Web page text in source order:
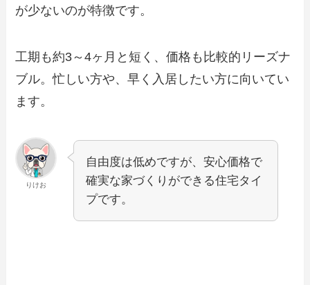
が少ないのが特徴です。
工期も約3～4ヶ月と短く、価格も比較的リーズナ
ブル。忙しい方や、早く入居したい方に向いてい
ます。
りけお
自由度は低めですが、安心価格で
確実な家づくりができる住宅タイ
プです。